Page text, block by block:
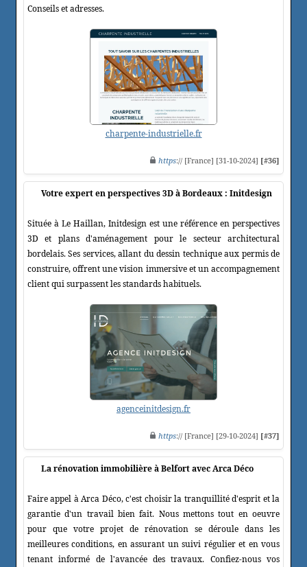
Conseils et adresses.
charpente-industrielle.fr
https:// [France] [31-10-2024] [#36]
Votre expert en perspectives 3D à Bordeaux : Initdesign
Située à Le Haillan, Initdesign est une référence en perspectives
3D et plans d'aménagement pour le secteur architectural
bordelais. Ses services, allant du dessin technique aux permis de
construire, offrent une vision immersive et un accompagnement
client qui surpassent les standards habituels.
agenceinitdesign.fr
https:// [France] [29-10-2024] [#37]
La rénovation immobilière à Belfort avec Arca Déco
Faire appel à Arca Déco, c'est choisir la tranquillité d'esprit et la
garantie d'un travail bien fait. Nous mettons tout en oeuvre
pour que votre projet de rénovation se déroule dans les
meilleures conditions, en assurant un suivi régulier et en vous
tenant informé de l'avancée des travaux. Confiez-nous vos